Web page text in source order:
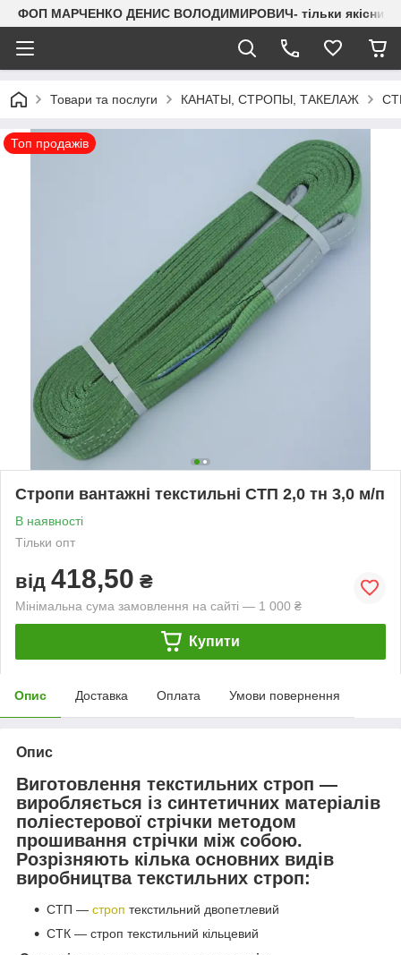
ФОП МАРЧЕНКО ДЕНИС ВОЛОДИМИРОВИЧ- тільки якісний
Товари та послуги КАНАТЫ, СТРОПЫ, ТАКЕЛАЖ
Топ продажів
Стропи вантажні текстильні СТП 2,0 тн 3,0 м/п
В наявності
Тільки опт
від 418,50 ₴
Мінімальна сума замовлення на сайті — 1 000 ₴
Купити
Опис Доставка Оплата Умови повернення
Опис
Виготовлення текстильних строп —
виробляється із синтетичних матеріалів
поліестерової стрічки методом
прошивання стрічки між собою.
Розрізняють кілька основних видів
виробництва текстильних строп:
СТП — строп текстильний двопетлевий
СТК — строп текстильний кільцевий